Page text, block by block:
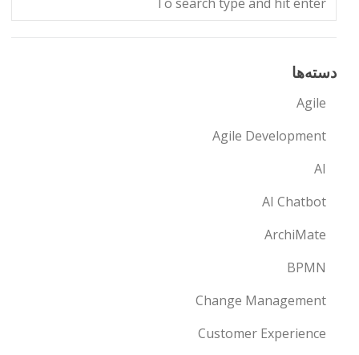
دسته‌ها
Agile
Agile Development
AI
AI Chatbot
ArchiMate
BPMN
Change Management
Customer Experience